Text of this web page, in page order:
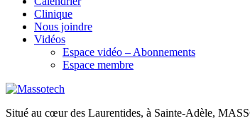
Clinique
Nous joindre
Vidéos
Espace vidéo – Abonnements
Espace membre
Situé au cœur des Laurentides, à Sainte-Adèle,